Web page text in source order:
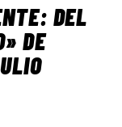
DEL
DE